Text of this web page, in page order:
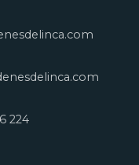
224
Ana
una habitación
Alvaro